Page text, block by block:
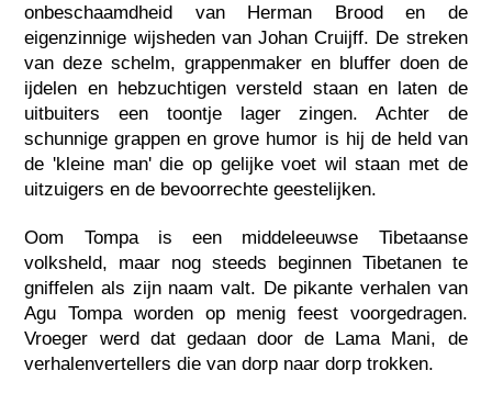
onbeschaamdheid van Herman Brood en de
eigenzinnige wijsheden van Johan Cruijff. De streken
van deze schelm, grappenmaker en bluffer doen de
ijdelen en hebzuchtigen versteld staan en laten de
uitbuiters een toontje lager zingen. Achter de
schunnige grappen en grove humor is hij de held van
de 'kleine man' die op gelijke voet wil staan met de
uitzuigers en de bevoorrechte geestelijken.
Oom Tompa is een middeleeuwse Tibetaanse
volksheld, maar nog steeds beginnen Tibetanen te
gniffelen als zijn naam valt. De pikante verhalen van
Agu Tompa worden op menig feest voorgedragen.
Vroeger werd dat gedaan door de Lama Mani, de
verhalenvertellers die van dorp naar dorp trokken.